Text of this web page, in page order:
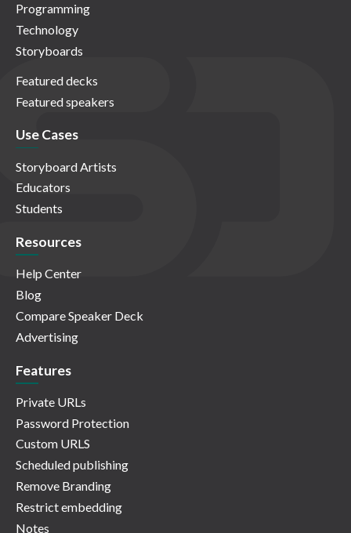
Programming
Technology
Storyboards
Featured decks
Featured speakers
Use Cases
Storyboard Artists
Educators
Students
Resources
Help Center
Blog
Compare Speaker Deck
Advertising
Features
Private URLs
Password Protection
Custom URLS
Scheduled publishing
Remove Branding
Restrict embedding
Notes